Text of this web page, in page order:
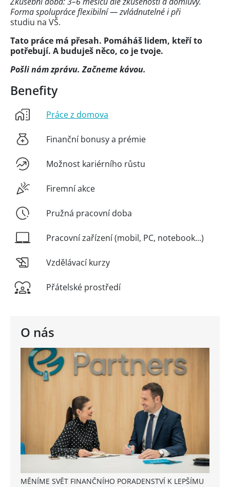
O nás
MĚNÍME SVĚT FINANČNÍHO PORADENSTVÍ K LEPŠÍMU
Forma spolupráce flexibilní — zvládnutelné i při
studiu na VŠ.
Tato práce má přesah. Pomáháš lidem, kteří to
potřebují. A buduješ něco, co je tvoje.
Pošli nám zprávu. Začneme kávou.
Benefity
Práce z domova
Finanční bonusy a prémie
Možnost kariérního růstu
Firemní akce
Pružná pracovní doba
Pracovní zařízení (mobil, PC, notebook...)
Vzdělávací kurzy
Přátelské prostředí